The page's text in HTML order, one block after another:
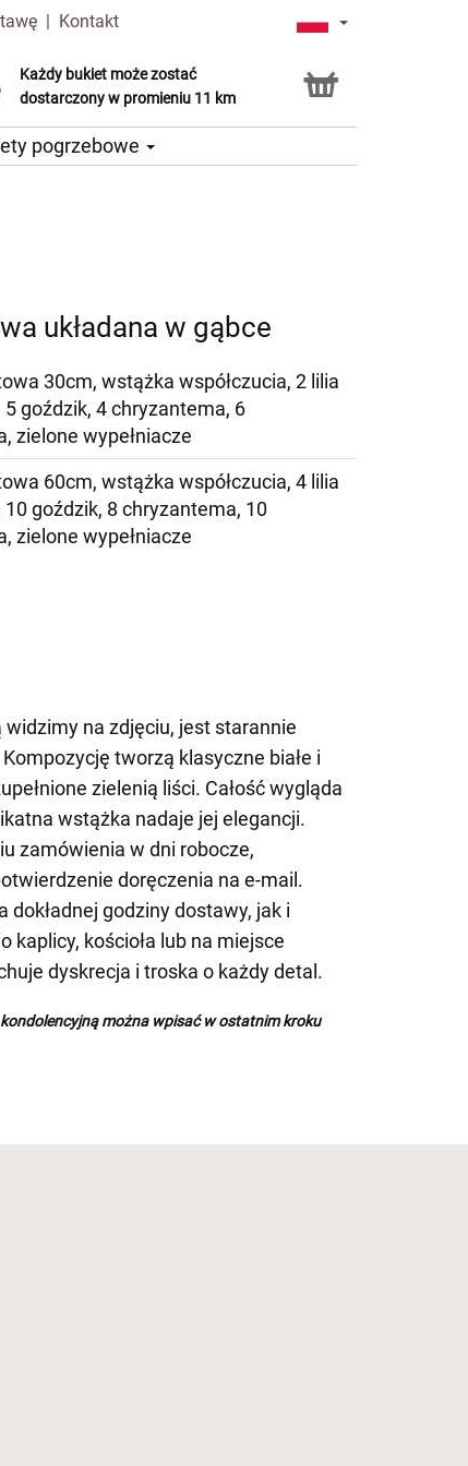
| Kontakt
Każdy bukiet może zostać
dostarczony w promieniu 11 km
Usługa Click & Collect
pogrzebowe
układana w gąbce
30cm, wstążka współczucia, 2 lilia
goździk, 4 chryzantema, 6
zielone wypełniacze
60cm, wstążka współczucia, 4 lilia
goździk, 8 chryzantema, 10
zielone wypełniacze
na zdjęciu, jest starannie
tworzą klasyczne białe i
zielenią liści. Całość wygląda
wstążka nadaje jej elegancji.
zamówienia w dni robocze,
doręczenia na e-mail.
godziny dostawy, jak i
kaplicy, kościoła lub na miejsce
dyskrecja i troska o każdy detal.
można wpisać w ostatnim kroku